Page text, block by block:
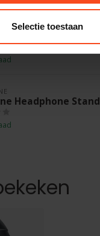
Selectie toestaan
Headphone Stand